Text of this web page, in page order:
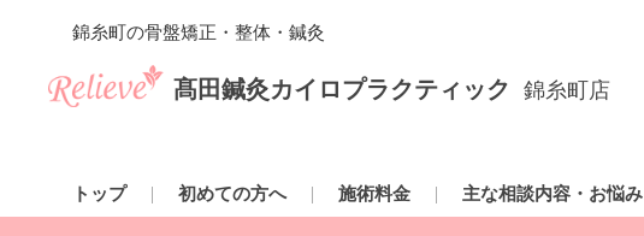
錦糸町の骨盤矯正・整体・鍼灸
髙田鍼灸カイロプラクティック 錦糸町店
トップ 初めての方へ 施術料金 主な相談内容・お悩み